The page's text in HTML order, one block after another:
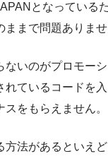
となっている
まで問題ありませ
ないのがプロモー
れているコードを
をもらえません。
方法があるといえ